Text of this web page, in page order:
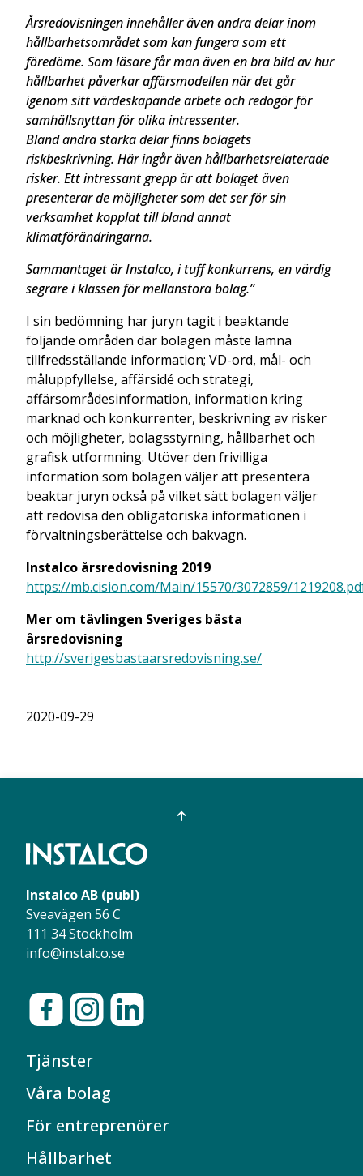
Årsredovisningen innehåller även andra delar inom
hållbarhetsområdet som kan fungera som ett
föredöme. Som läsare får man även en bra bild av hur
hållbarhet påverkar affärsmodellen när det går
igenom sitt värdeskapande arbete och redogör för
samhällsnyttan för olika intressenter.
Bland andra starka delar finns bolagets
riskbeskrivning. Här ingår även hållbarhetsrelaterade
risker. Ett intressant grepp är att bolaget även
presenterar de möjligheter som det ser för sin
verksamhet kopplat till bland annat
klimatförändringarna.
Sammantaget är Instalco, i tuff konkurrens, en värdig
segrare i klassen för mellanstora bolag.”
I sin bedömning har juryn tagit i beaktande
följande områden där bolagen måste lämna
tillfredsställande information; VD-ord, mål- och
måluppfyllelse, affärsidé och strategi,
affärsområdesinformation, information kring
marknad och konkurrenter, beskrivning av risker
och möjligheter, bolagsstyrning, hållbarhet och
grafisk utformning. Utöver den frivilliga
information som bolagen väljer att presentera
beaktar juryn också på vilket sätt bolagen väljer
att redovisa den obligatoriska informationen i
förvaltningsberättelse och bakvagn.
Instalco årsredovisning 2019
https://mb.cision.com/Main/15570/3072859/
Mer om tävlingen Sveriges bästa
årsredovisning
http://sverigesbastaarsredovisning.se/
2020-09-29
Instalco AB (publ)
Sveavägen 56 C
111 34 Stockholm
info@instalco.se
Tjänster
Våra bolag
För entreprenörer
Hållbarhet